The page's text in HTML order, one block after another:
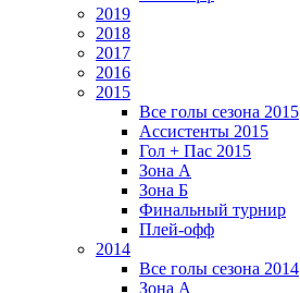
2019
2018
2017
2016
2015
Все голы сезона 2015
Ассистенты 2015
Гол + Пас 2015
Зона А
Зона Б
Финальный турнир
Плей-офф
2014
Все голы сезона 2014
Зона А